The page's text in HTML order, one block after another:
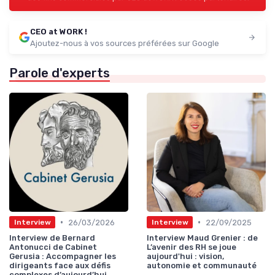
CEO at WORK !
Ajoutez-nous à vos sources préférées sur Google
Parole d'experts
Interview •
26/03/2026
Interview de Bernard
Antonucci de Cabinet
Gerusia : Accompagner les
dirigeants face aux défis
Interview •
22/09/2025
Interview Maud Grenier : de
L’avenir des RH se joue
aujourd'hui : vision,
autonomie et communauté